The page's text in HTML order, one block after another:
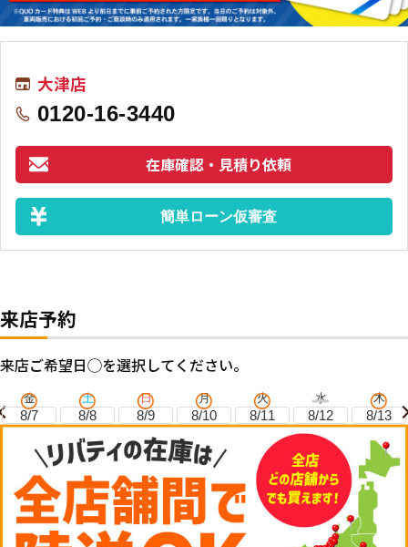
大津店
0120-16-3440
在庫確認・見積り依頼
簡単ローン仮審査
来店予約
来店ご希望日◯を選択してください。
金
8/7
土
8/8
日
8/9
月
8/10
火
8/11
水
8/12
木
8/13